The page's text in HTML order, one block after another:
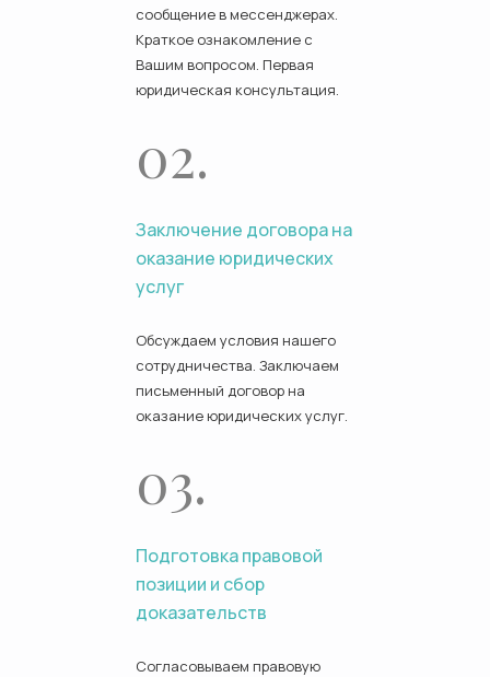
сообщение в мессенджерах.
Краткое ознакомление с
Вашим вопросом. Первая
юридическая консультация.
02.
Заключение договора на
оказание юридических
услуг
Обсуждаем условия нашего
сотрудничества. Заключаем
письменный договор на
оказание юридических услуг.
03.
Подготовка правовой
позиции и сбор
доказательств
Согласовываем правовую